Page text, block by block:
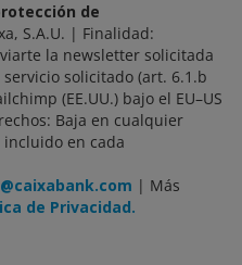
de
S.A.U. | Finalidad:
la newsletter solicitada
solicitado (art. 6.1.b
(EE.UU.) bajo el EU–US
Baja en cualquier
en cada
| Más
de Privacidad.